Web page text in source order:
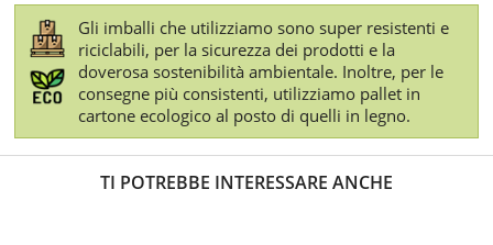
Gli imballi che utilizziamo sono super resistenti e
riciclabili, per la sicurezza dei prodotti e la
doverosa sostenibilità ambientale. Inoltre, per le
consegne più consistenti, utilizziamo pallet in
cartone ecologico al posto di quelli in legno.
TI POTREBBE INTERESSARE ANCHE